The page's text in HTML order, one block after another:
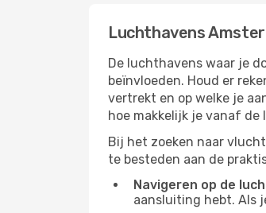
Luchthavens
De luchthavens waar je
beïnvloeden. Houd er
vertrekt en op welke je
hoe makkelijk je vanaf
Bij het zoeken naar
te besteden aan de
Navigeren op de
aansluiting hebt. Als